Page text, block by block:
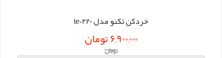
خردکن تکنو مدل te‑220
6,900,000 تومان
تومان